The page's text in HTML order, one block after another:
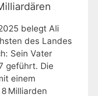
belegt Ali
des Landes
Sein Vater
geführt. Die
einem
Milliarden